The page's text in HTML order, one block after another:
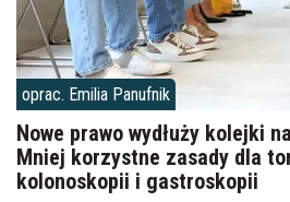
oprac. Emilia Panufnik
Nowe prawo wydłuży kolejki
Mniej korzystne zasady dla
kolonoskopii i gastroskopii